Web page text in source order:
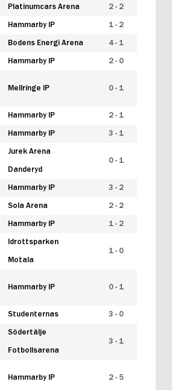
Platinumcars Arena 2 - 2
Hammarby IP 1 - 2
Bodens Energi Arena 4 - 1
Hammarby IP 2 - 0
Mellringe IP 0 - 1
Hammarby IP 2 - 1
Hammarby IP 3 - 1
Jurek Arena
Danderyd
0 - 1
Hammarby IP 3 - 2
Sola Arena 2 - 2
Hammarby IP 1 - 2
Idrottsparken
Motala
1 - 0
Hammarby IP 0 - 1
Studenternas 3 - 0
Södertälje
Fotbollsarena
3 - 1
Hammarby IP 2 - 5